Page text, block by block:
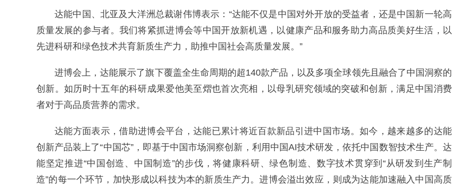
达能中国、北亚及大洋洲总裁谢伟博表示：“达能不仅是中国对外开放的受益者，还是中国新一轮高
质量发展的参与者。我们将紧抓进博会等中国开放新机遇，以健康产品和服务助力高品质美好生活，以
先进科研和绿色技术共育新质生产力，助推中国社会高质量发展。”
进博会上，达能展示了旗下覆盖全生命周期的超140款产品，以及多项全球领先且融合了中国洞察的
创新。如历时十五年的科研成果爱他美至熠也首次亮相，以母乳研究领域的突破和创新，满足中国消费
者对于高品质营养的需求。
达能方面表示，借助进博会平台，达能已累计将近百款新品引进中国市场。如今，越来越多的达能
创新产品装上了“中国芯”，即基于中国市场洞察创新，利用中国AI技术研发，依托中国数智技术生产。达
能坚定推进“中国创造、中国制造”的步伐，将健康科研、绿色制造、数字技术贯穿到“从研发到生产制
造”的每一个环节，加快形成以科技为本的新质生产力。进博会溢出效应，则成为达能加速融入中国高质